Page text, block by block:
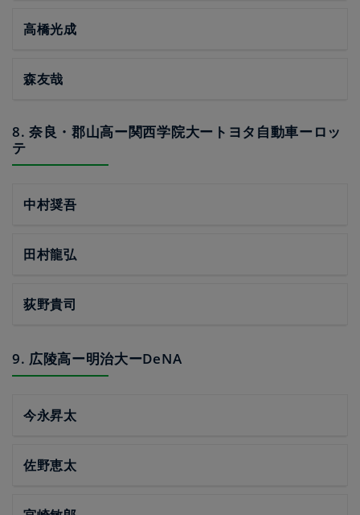
高橋光成
森友哉
8. 奈良・郡山高ー関西学院大ートヨタ自動車ーロッ
テ
中村奨吾
田村龍弘
荻野貴司
9. 広陵高ー明治大ーDeNA
今永昇太
佐野恵太